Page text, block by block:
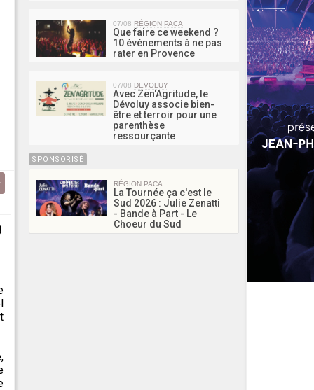
07/08 RÉGION PACA
Que faire ce weekend ?
10 événements à ne pas
rater en Provence
07/08 DEVOLUY
Avec Zen'Agritude, le
Dévoluy associe bien-
être et terroir pour une
parenthèse
ressourçante
SPONSORISÉ
RÉGION PACA
La Tournée ça c'est le
Sud 2026 : Julie Zenatti
- Bande à Part - Le
Choeur du Sud